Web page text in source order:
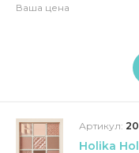
Ваша цена
Артикул:
Holika